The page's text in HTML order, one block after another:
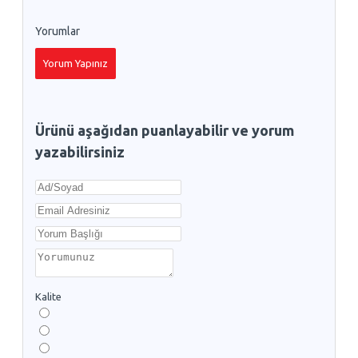
Yorumlar
Yorum Yapınız
Ürünü aşağıdan puanlayabilir ve yorum
yazabilirsiniz
Kalite